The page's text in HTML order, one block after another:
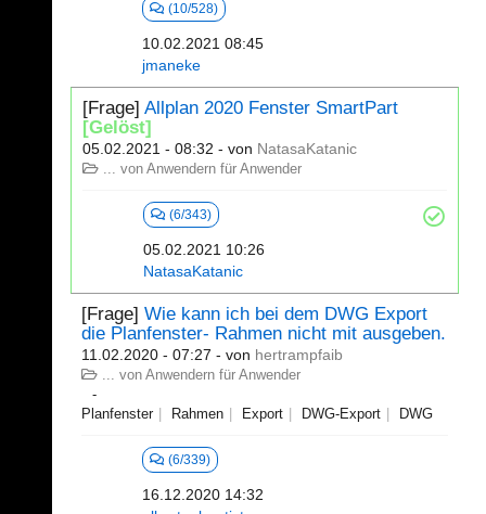
(10/528)
10.02.2021 08:45
jmaneke
[Frage] Allplan 2020 Fenster SmartPart
[Gelöst]
05.02.2021 - 08:32 - von NatasaKatanic
... von Anwendern für Anwender
(6/343)
05.02.2021 10:26
NatasaKatanic
[Frage] Wie kann ich bei dem DWG Export
die Planfenster- Rahmen nicht mit ausgeben.
11.02.2020 - 07:27 - von hertrampfaib
... von Anwendern für Anwender
Planfenster Rahmen Export DWG-Export DWG
(6/339)
16.12.2020 14:32